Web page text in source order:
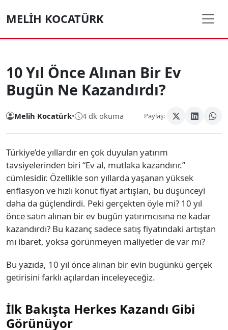
MELIH KOCATÜRK
10 Yıl Önce Alınan Bir Ev
Bugün Ne Kazandırdı?
Melih Kocatürk• 4 dk okuma Paylaş:
Türkiye’de yıllardır en çok duyulan yatırım
tavsiyelerinden biri “Ev al, mutlaka kazandırır.”
cümlesidir. Özellikle son yıllarda yaşanan yüksek
enflasyon ve hızlı konut fiyat artışları, bu düşünceyi
daha da güçlendirdi. Peki gerçekten öyle mi? 10 yıl
önce satın alınan bir ev bugün yatırımcısına ne kadar
kazandırdı? Bu kazanç sadece satış fiyatındaki artıştan
mı ibaret, yoksa görünmeyen maliyetler de var mı?
Bu yazıda, 10 yıl önce alınan bir evin bugünkü gerçek
getirisini farklı açılardan inceleyeceğiz.
İlk Bakışta Herkes Kazandı Gibi
Görünüyor